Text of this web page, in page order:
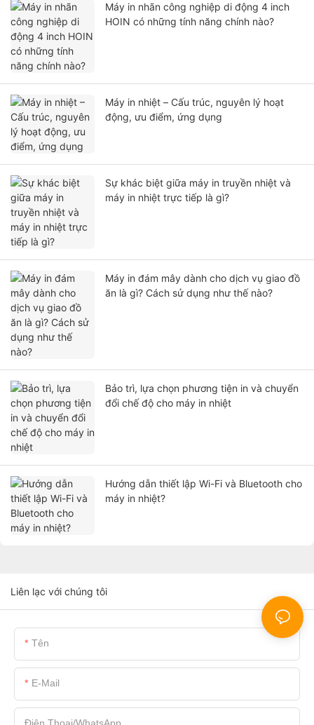
Máy in nhãn công nghiệp di động 4 inch
HOIN có những tính năng chính nào?
Máy in nhiệt – Cấu trúc, nguyên lý hoạt
động, ưu điểm, ứng dụng
Sự khác biệt giữa máy in truyền nhiệt và
máy in nhiệt trực tiếp là gì?
Máy in đám mây dành cho dịch vụ giao đồ
ăn là gì? Cách sử dụng như thế nào?
Bảo trì, lựa chọn phương tiện in và chuyển
đổi chế độ cho máy in nhiệt
Hướng dẫn thiết lập Wi-Fi và Bluetooth cho
máy in nhiệt?
Liên lạc với chúng tôi
Tên
E-Mail